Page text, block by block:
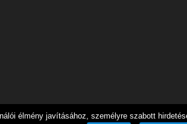
élmény javításához, személyre szabott